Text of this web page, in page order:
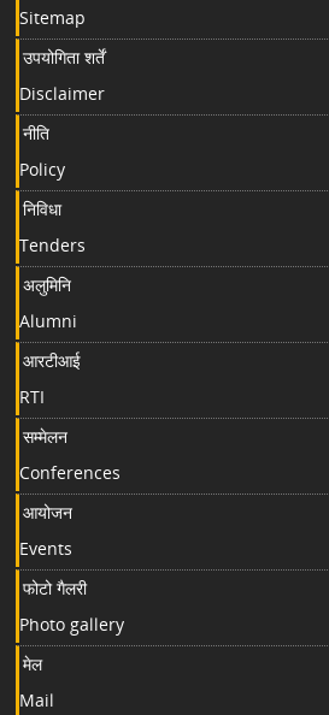
Sitemap
उपयोगिता शर्तें
Disclaimer
नीति
Policy
निविधा
Tenders
अलुमिनि
Alumni
आरटीआई
RTI
सम्मेलन
Conferences
आयोजन
Events
फोटो गैलरी
Photo gallery
मेल
Mail